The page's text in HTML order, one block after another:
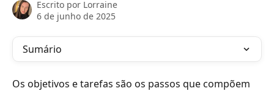
Escrito por Lorraine
6 de junho de 2025
Sumário
Os objetivos e tarefas são os passos que compõem